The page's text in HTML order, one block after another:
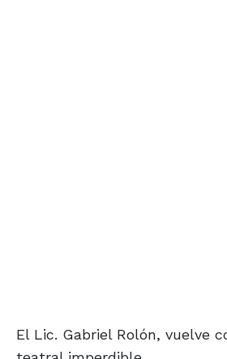
El Lic. Gabriel Rolón, vuelve